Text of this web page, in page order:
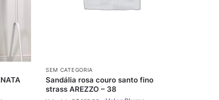
SEM CATEGORIA
Sandália rosa couro santo fino
strass AREZZO – 38